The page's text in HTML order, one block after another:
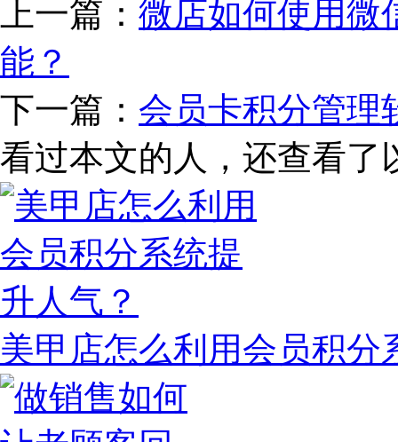
上一篇： 微店如何使用微
能？
下一篇： 会员卡积分管理
看过本文的人，还查看了
美甲店怎么利用会员积分